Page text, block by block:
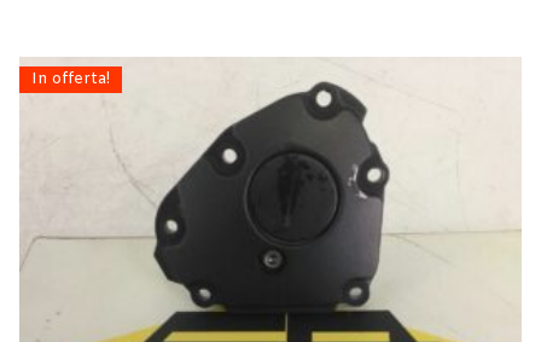
In offerta!